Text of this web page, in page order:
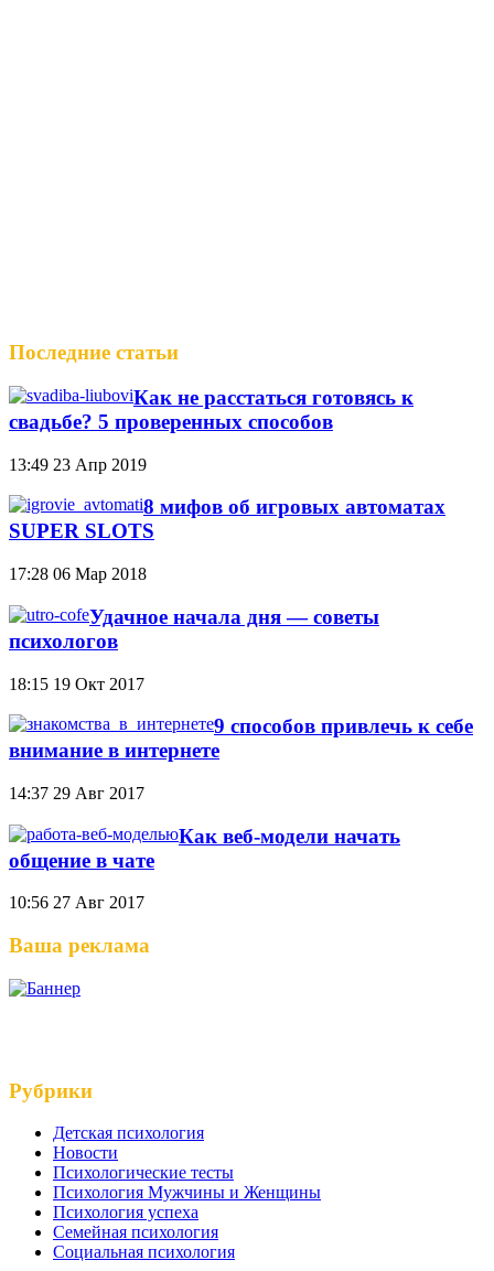
Последние статьи
Как не расстаться готовясь к
свадьбе? 5 проверенных способов
13:49 23 Апр 2019
8 мифов об игровых автоматах
SUPER SLOTS
17:28 06 Мар 2018
Удачное начала дня — советы
психологов
18:15 19 Окт 2017
9 способов привлечь к себе
внимание в интернете
14:37 29 Авг 2017
Как веб-модели начать
общение в чате
10:56 27 Авг 2017
Ваша реклама
Рубрики
Детская психология
Новости
Психологические тесты
Психология Мужчины и Женщины
Психология успеха
Семейная психология
Социальная психология